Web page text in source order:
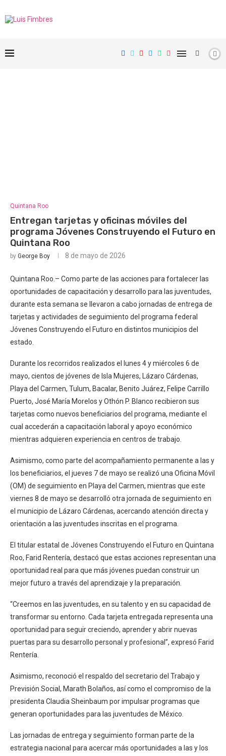
Quintana Roo
Entregan tarjetas y oficinas móviles del
programa Jóvenes Construyendo el Futuro en
Quintana Roo
by George Boy 8 de mayo de 2026
Quintana Roo.– Como parte de las acciones para fortalecer las
oportunidades de capacitación y desarrollo para las juventudes,
durante esta semana se llevaron a cabo jornadas de entrega de
tarjetas y actividades de seguimiento del programa federal
Jóvenes Construyendo el Futuro en distintos municipios del
estado.
Durante los recorridos realizados el lunes 4 y miércoles 6 de
mayo, cientos de jóvenes de Isla Mujeres, Lázaro Cárdenas,
Playa del Carmen, Tulum, Bacalar, Benito Juárez, Felipe Carrillo
Puerto, José María Morelos y Othón P. Blanco recibieron sus
tarjetas como nuevos beneficiarios del programa, mediante el
cual accederán a capacitación laboral y apoyo económico
mientras adquieren experiencia en centros de trabajo.
Asimismo, como parte del acompañamiento permanente a las y
los beneficiarios, el jueves 7 de mayo se realizó una Oficina Móvil
(OM) de seguimiento en Playa del Carmen, mientras que este
viernes 8 de mayo se desarrolló otra jornada de seguimiento en
el municipio de Lázaro Cárdenas, acercando atención directa y
orientación a las juventudes inscritas en el programa.
El titular estatal de Jóvenes Construyendo el Futuro en Quintana
Roo, Farid Rentería, destacó que estas acciones representan una
oportunidad real para que más jóvenes puedan construir un
mejor futuro a través del aprendizaje y la preparación.
“Creemos en las juventudes, en su talento y en su capacidad de
transformar su entorno. Cada tarjeta entregada representa una
oportunidad para seguir creciendo, aprender y abrir nuevas
puertas para su desarrollo personal y profesional”, expresó Farid
Rentería.
Asimismo, reconoció el respaldo del secretario del Trabajo y
Previsión Social, Marath Bolaños, así como el compromiso de la
presidenta Claudia Sheinbaum por impulsar programas que
generan oportunidades para las juventudes de México.
Las jornadas de entrega y seguimiento forman parte de la
estrategia nacional para acercar más oportunidades a las y los